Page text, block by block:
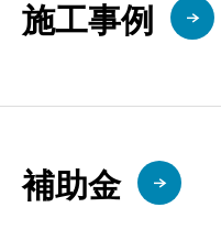
施工事例
補助金